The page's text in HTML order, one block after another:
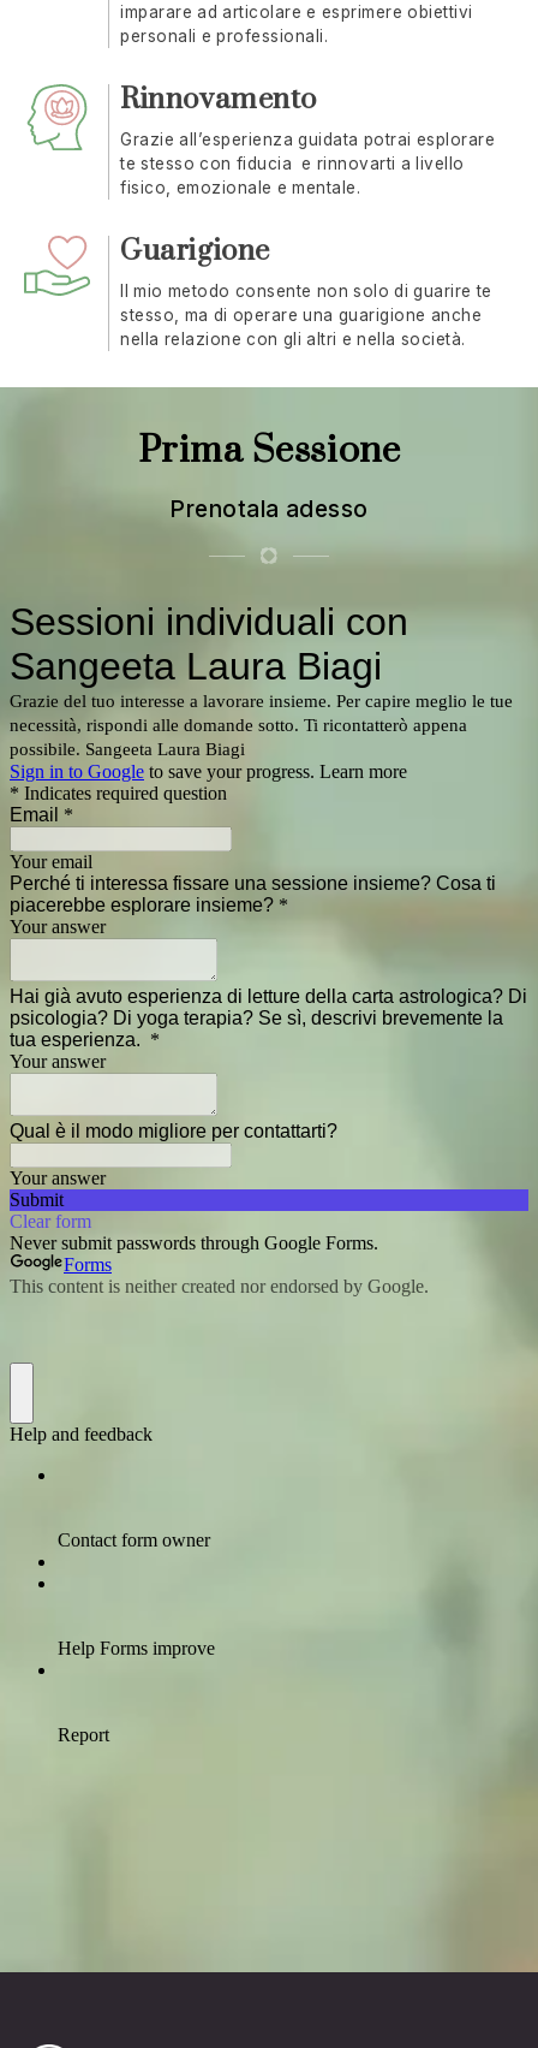
imparare ad articolare e esprimere obiettivi
personali e professionali.
Rinnovamento
Grazie all’esperienza guidata potrai esplorare
te stesso con fiducia e rinnovarti a livello
fisico, emozionale e mentale.
Guarigione
Il mio metodo consente non solo di guarire te
stesso, ma di operare una guarigione anche
nella relazione con gli altri e nella società.
Prima Sessione
Prenotala adesso